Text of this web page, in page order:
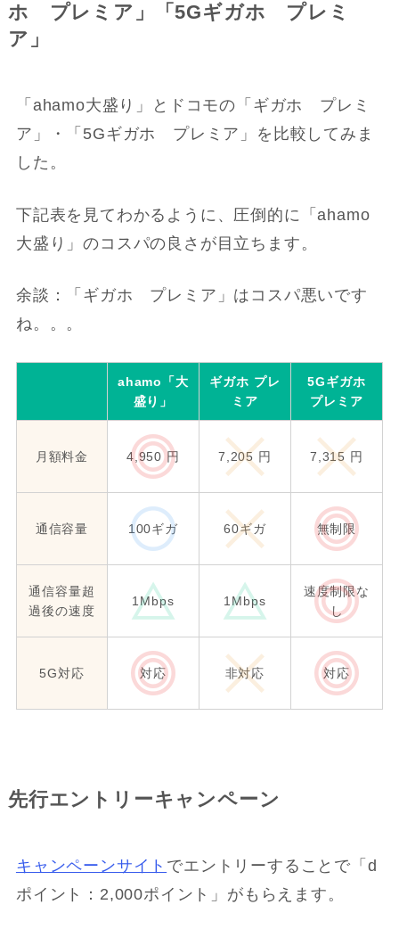
ホ プレミア」「5Gギガホ プレミ
ア」
「ahamo大盛り」とドコモの「ギガホ プレミ
ア」・「5Gギガホ プレミア」を比較してみま
した。
下記表を見てわかるように、圧倒的に「ahamo
大盛り」のコスパの良さが目立ちます。
余談：「ギガホ プレミア」はコスパ悪いです
ね。。。
ahamo「大
盛り」
ギガホ プレ
ミア
5Gギガホ
プレミア
月額料金 4,950 円 7,205 円 7,315 円
通信容量 100ギガ 60ギガ 無制限
通信容量超
過後の速度
1Mbps 1Mbps
速度制限な
し
5G対応 対応 非対応 対応
先行エントリーキャンペーン
キャンペーンサイト でエントリーすることで「d
ポイント：2,000ポイント」がもらえます。